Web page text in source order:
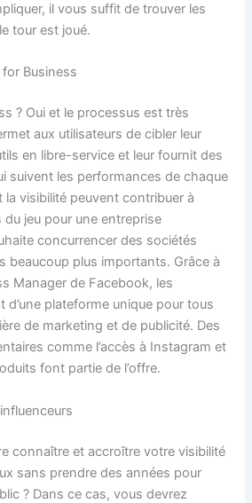
il vous suffit de trouver les
tour est joué.
Business
? Oui et le processus est très
aux utilisateurs de cibler leur
en libre-service et leur fournit des
suivent les performances de chaque
la visibilité peuvent contribuer à
jeu pour une entreprise
concurrencer des sociétés
beaucoup plus importants. Grâce à
Manager de Facebook, les
plateforme unique pour tous
de marketing et de publicité. Des
comme l’accès à Instagram et
font partie de l’offre.
connaître et accroître votre visibilité
sans prendre des années pour
? Dans ce cas, vous devrez